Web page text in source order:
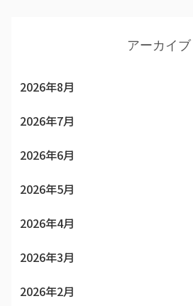
アーカイブ
2026年8月
2026年7月
2026年6月
2026年5月
2026年4月
2026年3月
2026年2月